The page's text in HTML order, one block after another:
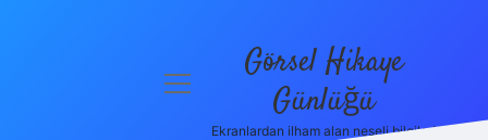
menüyü
Görsel Hikaye
Günlüğü
Ekranlardan ilham alan neşeli bilgiler!